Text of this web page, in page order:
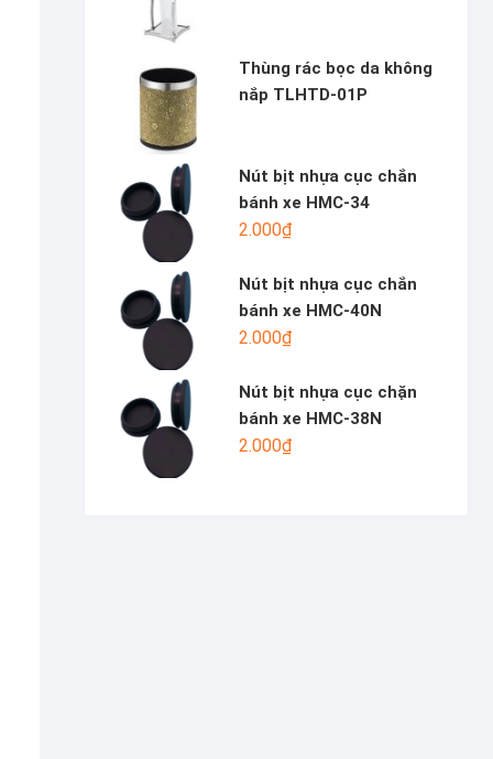
Thùng rác bọc da không
nắp TLHTD-01P
Nút bịt nhựa cục chắn
bánh xe HMC-34
2.000₫
Nút bịt nhựa cục chắn
bánh xe HMC-40N
2.000₫
Nút bịt nhựa cục chặn
bánh xe HMC-38N
2.000₫